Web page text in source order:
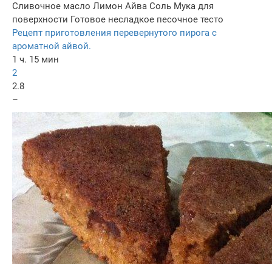
Сливочное масло Лимон Айва Соль Мука для
поверхности Готовое несладкое песочное тесто
Рецепт приготовления перевернутого пирога с
ароматной айвой.
1 ч. 15 мин
2
2.8
–